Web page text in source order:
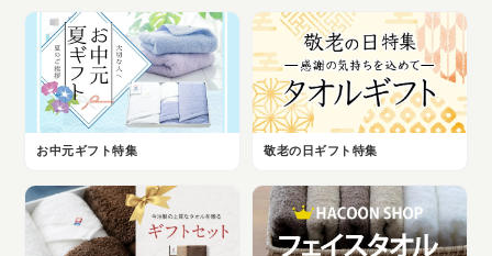
お中元ギフト特集 敬老の日ギフト特集